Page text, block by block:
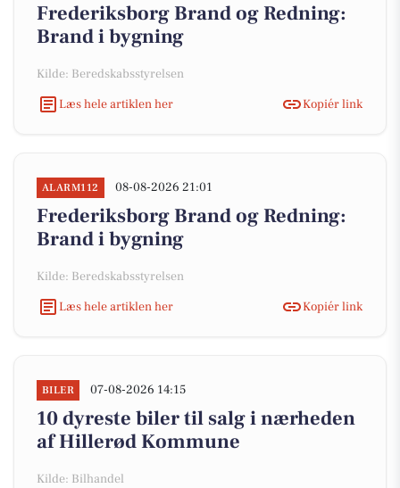
Frederiksborg Brand og Redning:
Brand i bygning
Kilde: Beredskabsstyrelsen
Læs hele artiklen her
Kopiér link
ALARM112 08-08-2026 21:01
Frederiksborg Brand og Redning:
Brand i bygning
Kilde: Beredskabsstyrelsen
Læs hele artiklen her
Kopiér link
BILER 07-08-2026 14:15
10 dyreste biler til salg i nærheden
af Hillerød Kommune
Kilde: Bilhandel